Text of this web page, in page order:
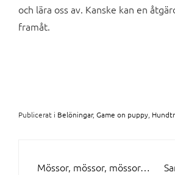
och lära oss av. Kanske kan en
framåt.
Publicerat i Belöningar, Game on puppy,
INLÄGGSNAVIGERING
Mössor, mössor, mössor…